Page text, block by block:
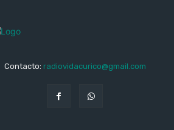
Contacto: radiovidacurico@gmail.com